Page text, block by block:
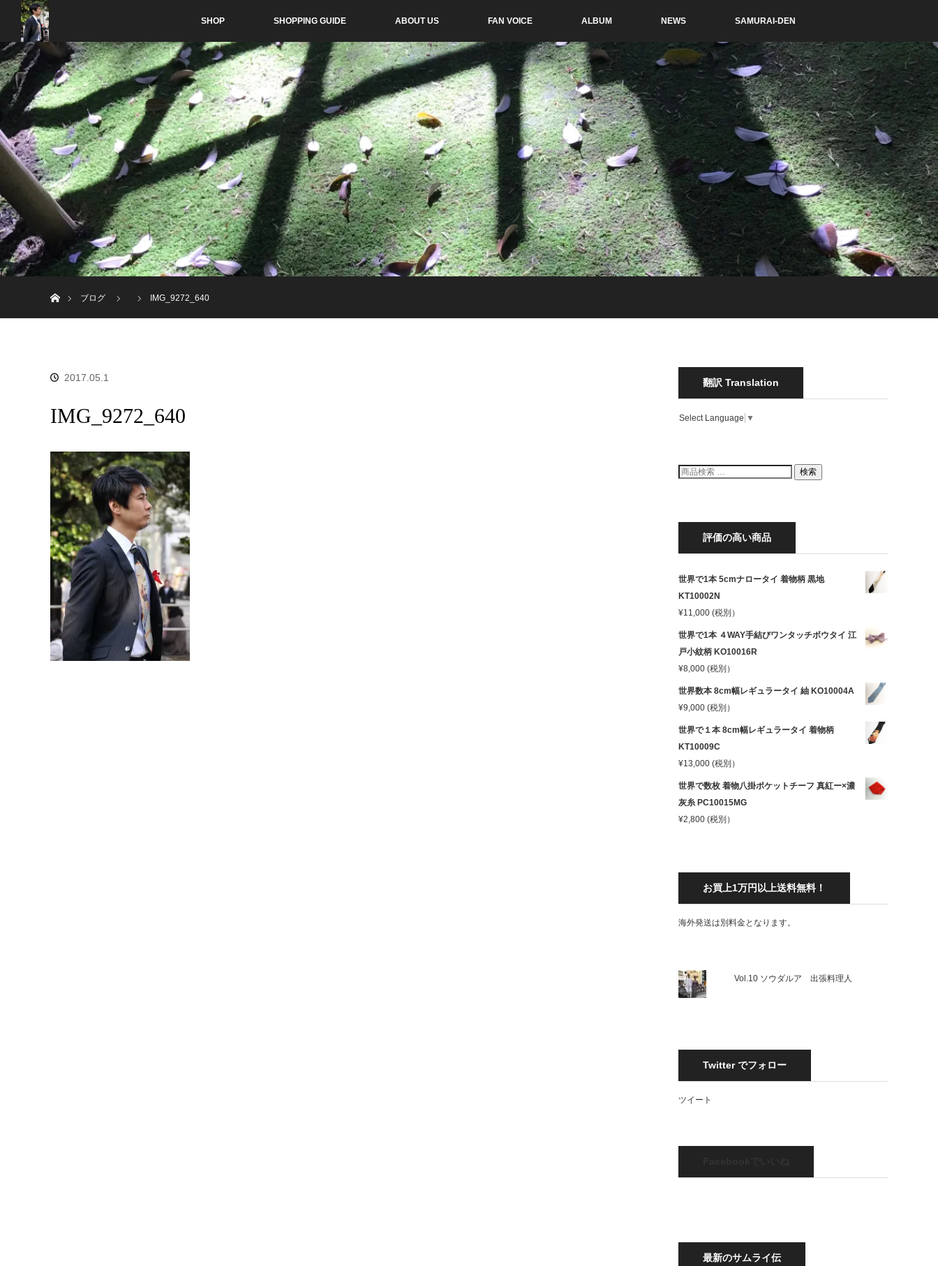
SHOP SHOPPING GUIDE ABOUT US FAN VOICE ALBUM NEWS SAMURAI-DEN
ブログ
IMG_9272_640
2017.05.1
IMG_9272_640
翻訳 Translation
Select Language ▼
検
索
検索
評価の高い商品
世界で1本 5cmナロータイ 着物柄 黒地
KT10002N
¥11,000 (税別）
世界で1本 ４WAY手結びワンタッチボウタイ 江
戸小紋柄 KO10016R
¥8,000 (税別）
世界数本 8cm幅レギュラータイ 紬 KO10004A
¥9,000 (税別）
世界で１本 8cm幅レギュラータイ 着物柄
KT10009C
¥13,000 (税別）
世界で数枚 着物八掛ポケットチーフ 真紅ー×濃
灰糸 PC10015MG
¥2,800 (税別）
お買上1万円以上送料無料！
海外発送は別料金となります。
Vol.10 ソウダルア 出張料理人
Twitter でフォロー
ツイート
最新のサムライ伝